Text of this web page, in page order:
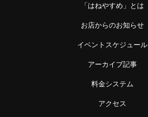
「はねやすめ」とは
お店からのお知らせ
イベントスケジュール
アーカイブ記事
料金システム
アクセス